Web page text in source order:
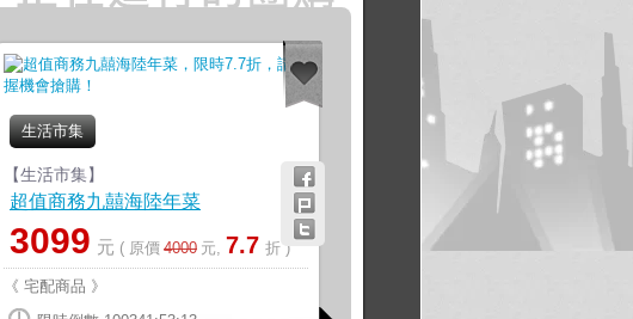
生活市集
【生活市集】
超值商務九囍海陸年菜
3099 元 ( 原價 4000 元, 7.7 折 )
《 宅配商品 》